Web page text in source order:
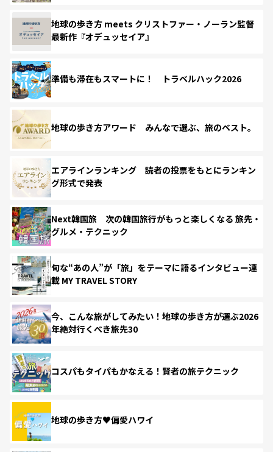
地球の歩き方 meets クリストファー・ノーラン監督
最新作『オデュッセイア』
準備も滞在もスマートに！ トラベルハック2026
地球の歩き方アワード みんなで選ぶ、旅のベスト。
エアラインランキング 読者の投票をもとにランキン
グ形式で発表
Next韓国旅 次の韓国旅行がもっと楽しくなる 旅先・
グルメ・テクニック
旬な“あの人”が「旅」をテーマに語るインタビュー連
載 MY TRAVEL STORY
今、こんな旅がしてみたい！地球の歩き方が選ぶ2026
年絶対行くべき旅先30
コスパもタイパもかなえる！賢者の旅テクニック
地球の歩き方♥偏愛ハワイ